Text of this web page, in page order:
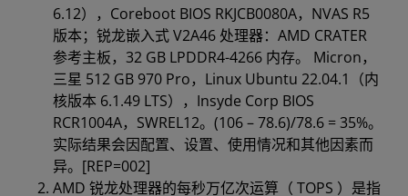
6.12），Coreboot BIOS RKJCB0080A，NVAS R5
版本；锐龙嵌入式 V2A46 处理器：AMD CRATER
参考主板，32 GB LPDDR4-4266 内存。 Micron，
三星 512 GB 970 Pro，Linux Ubuntu 22.04.1（内
核版本 6.1.49 LTS），Insyde Corp BIOS
RCR1004A，SWREL12。(106 – 78.6)/78.6 = 35%。
实际结果会因配置、设置、使用情况和其他因素而
异。[REP=002]
AMD 锐龙处理器的每秒万亿次运算（ TOPS ）是指